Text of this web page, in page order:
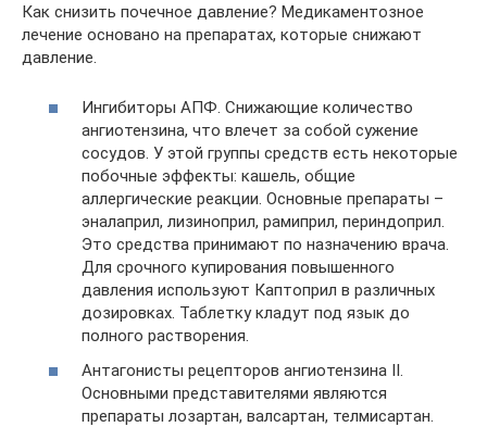
Как снизить почечное давление? Медикаментозное
лечение основано на препаратах, которые снижают
давление.
Ингибиторы АПФ. Снижающие количество
ангиотензина, что влечет за собой сужение
сосудов. У этой группы средств есть некоторые
побочные эффекты: кашель, общие
аллергические реакции. Основные препараты –
эналаприл, лизиноприл, рамиприл, периндоприл.
Это средства принимают по назначению врача.
Для срочного купирования повышенного
давления используют Каптоприл в различных
дозировках. Таблетку кладут под язык до
полного растворения.
Антагонисты рецепторов ангиотензина II.
Основными представителями являются
препараты лозартан, валсартан, телмисартан.